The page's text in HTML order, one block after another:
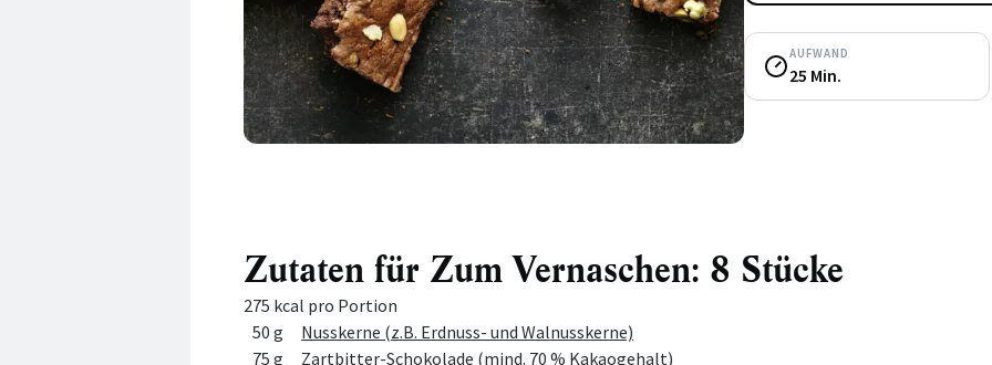
AUFWAND
25 Min.
Zutaten für Zum Vernaschen: 8 Stücke
275 kcal pro Portion
Menge
Zutat
50 g
Nusskerne (z.B. Erdnuss- und Walnusskerne)
75 g
Zartbitter-Schokolade (mind. 70 % Kakaogehalt)